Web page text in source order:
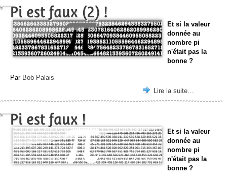
Pi est faux (2) !
Et si la valeur
donnée au
nombre pi
n'était pas la
bonne ?
Par Bob Palais
Lire la suite…
Pi est faux !
Et si la valeur
donnée au
nombre pi
n'était pas la
bonne ?